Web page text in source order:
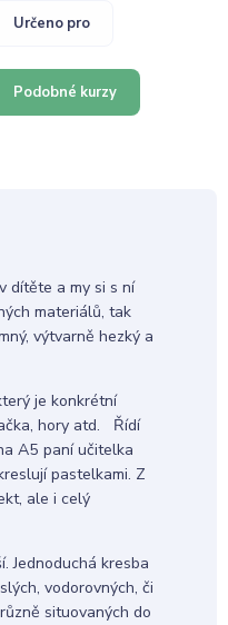
Určeno pro
Podobné kurzy
dítěte a my si s ní
materiálů, tak
výtvarně hezký a
je konkrétní
hory atd. Řídí
A5 paní učitelka
pastelkami. Z
ale i celý
Jednoduchá kresba
vodorovných, či
situovaných do